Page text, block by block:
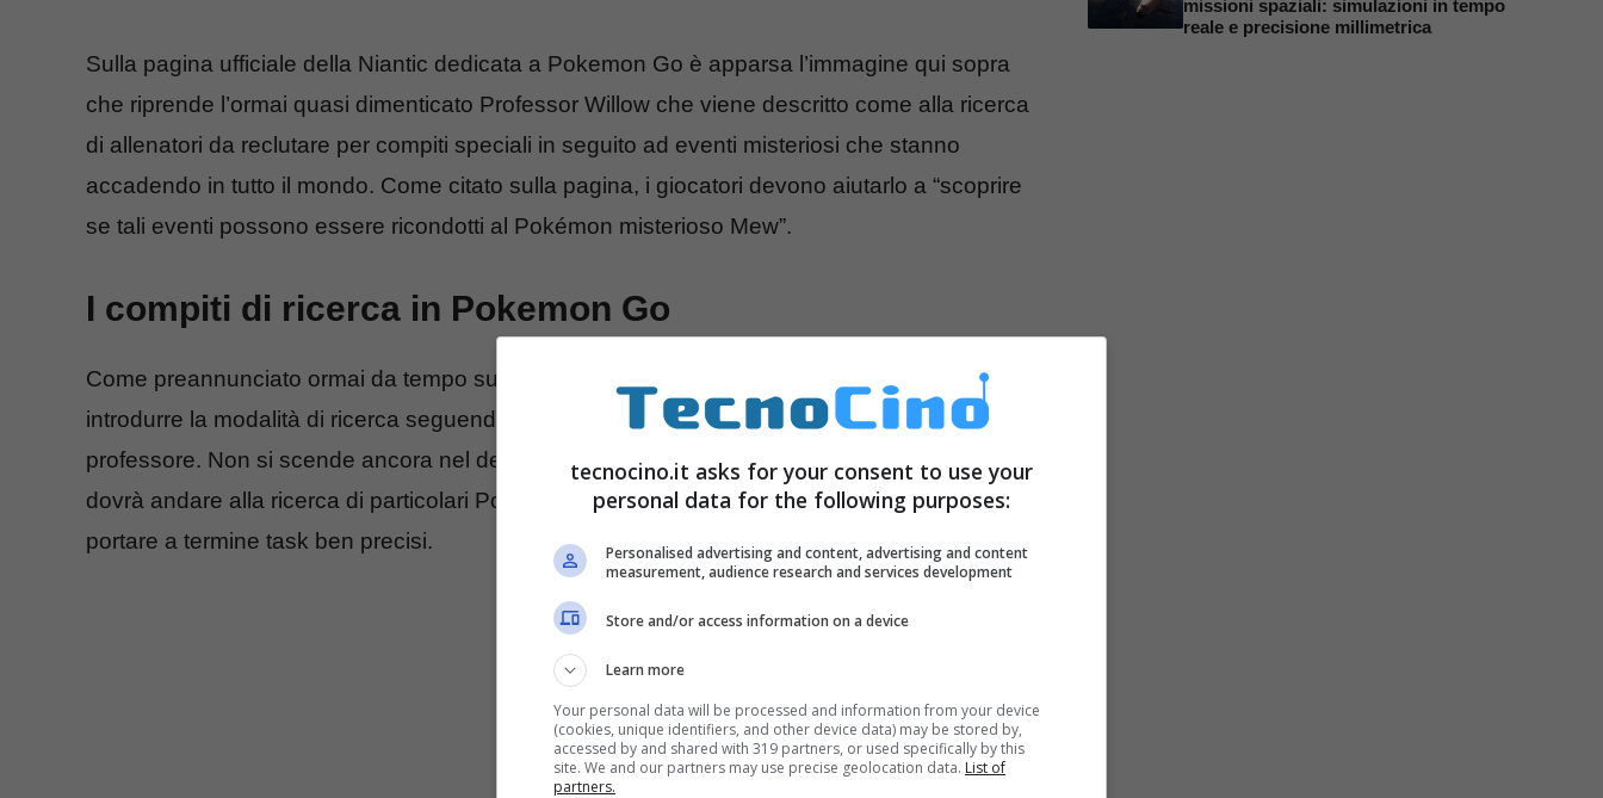
Sulla pagina ufficiale della Niantic dedicata a Pokemon Go è apparsa l’immagine qui sopra
che riprende l’ormai quasi dimenticato Professor Willow che viene descritto come alla ricerca
di allenatori da reclutare per compiti speciali in seguito ad eventi misteriosi che stanno
accadendo in tutto il mondo. Come citato sulla pagina, i giocatori devono aiutarlo a “scoprire
se tali eventi possono essere ricondotti al Pokémon misterioso Mew”.
I compiti di ricerca in Pokemon Go
Come preannunciato ormai da tempo sul file master del gioco, Pokemon Go si appresta a
introdurre la modalità di ricerca seguendo compiti che vengono assegnati proprio dal
professore. Non si scende ancora nel dettaglio, ma il sospetto più che fondato è quello che si
dovrà andare alla ricerca di particolari Pokemon così come di raccogliere specifici oggetti e
portare a termine task ben precisi.
missioni spaziali: simulazioni in tempo
reale e precisione millimetrica
tecnocino.it asks for your consent to use your
personal data for the following purposes:
Personalised advertising and content, advertising and content
measurement, audience research and services development
Store and/or access information on a device
Learn more
Your personal data will be processed and information from your device
(cookies, unique identifiers, and other device data) may be stored by,
accessed by and shared with 319 partners, or used specifically by this
site. We and our partners may use precise geolocation data. List of
partners.